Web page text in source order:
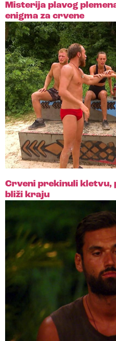
Misterija plavog
enigma za crvene
Crveni prekinuli kletvu,
bliži kraju